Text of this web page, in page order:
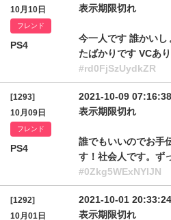
10月10日
フレンド
PS4
表示期限切れ
今一人です 誰かい
たばかりです VCあ
#rd0FjSzUydkZR
[1293]
10月09日
フレンド
PS4
2021-10-09 07:16:38
表示期限切れ
誰でもいいのでお手
す！社会人です。ず
#0Zkg5WExNYlJN
[1292]
10月01日
2021-10-01 20:33:24
表示期限切れ